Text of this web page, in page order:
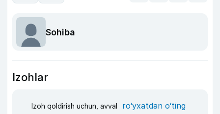
Sohiba
Izohlar
Izoh qoldirish uchun, avval ro‘yxatdan o‘ting